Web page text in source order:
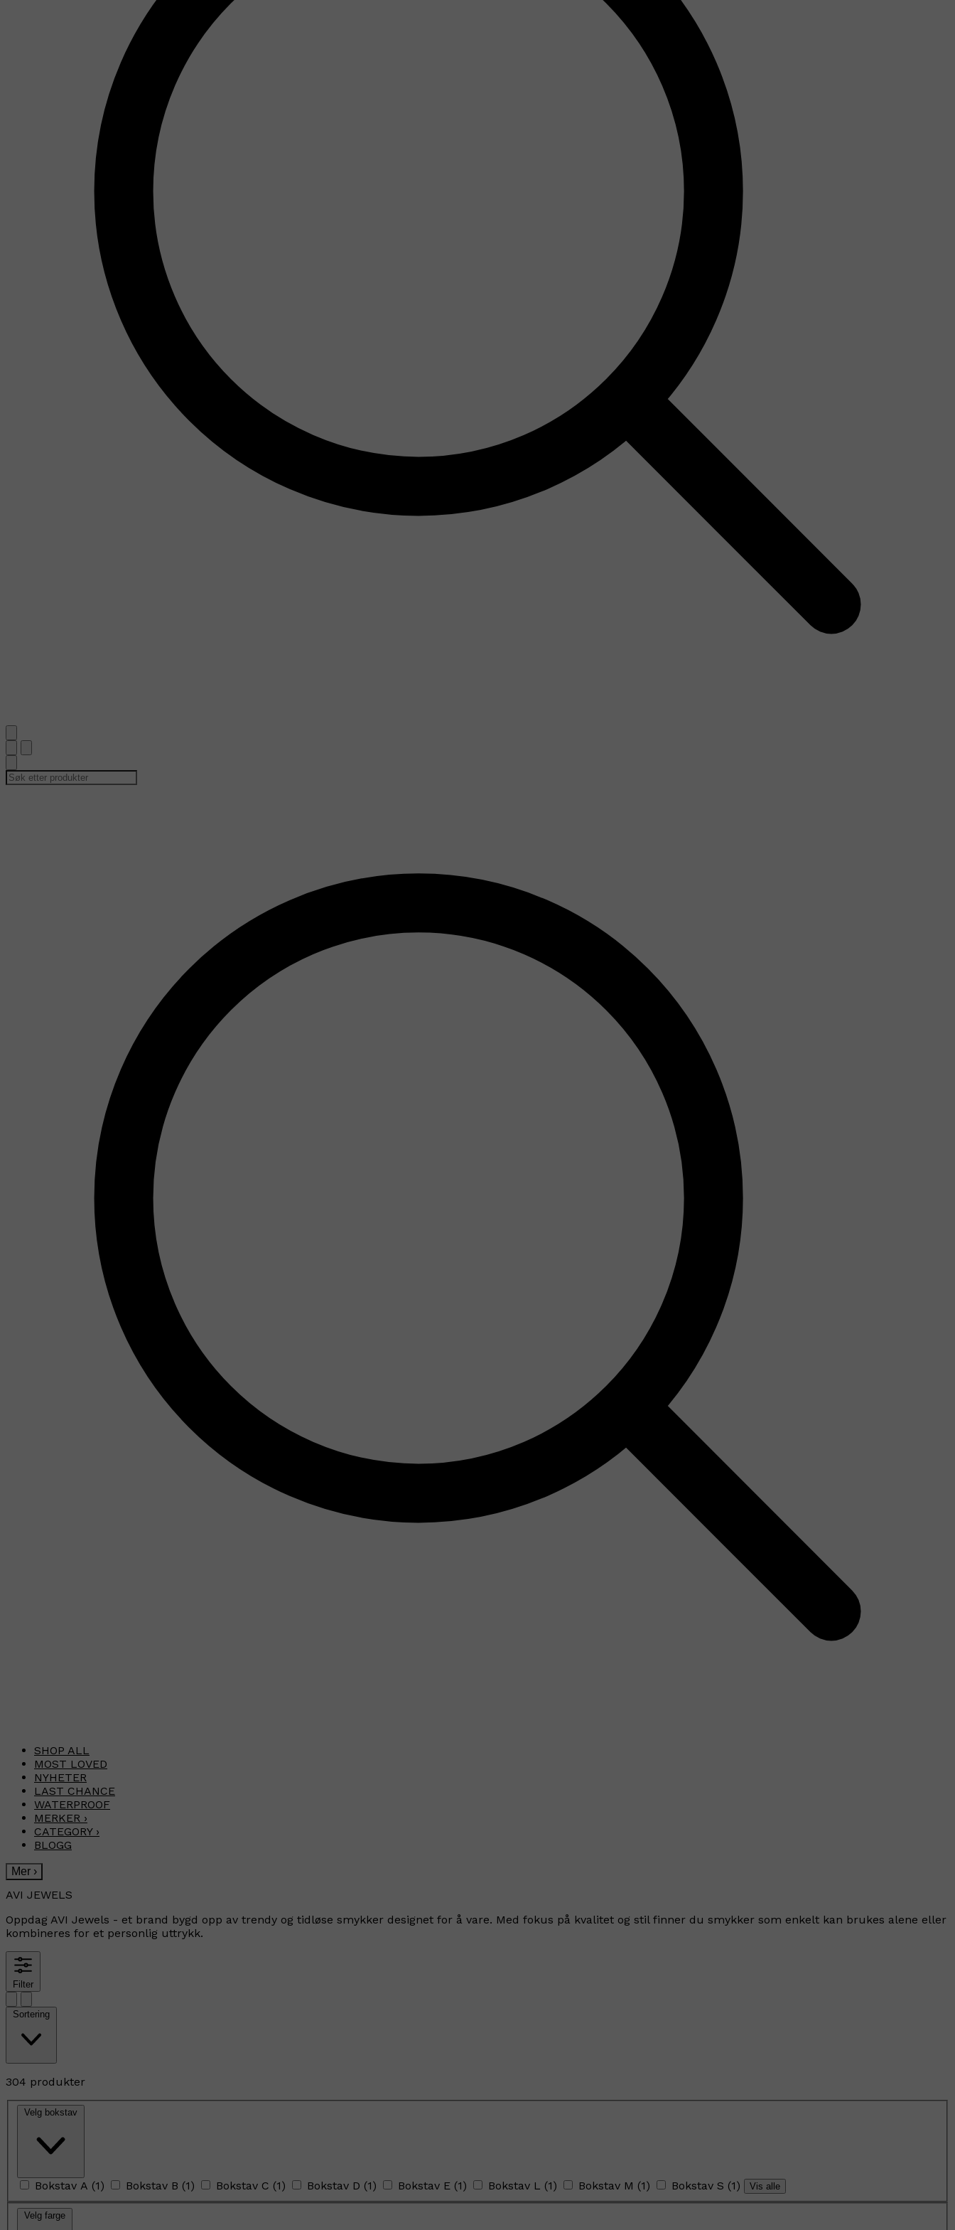
SHOP ALL
MOST LOVED
NYHETER
LAST CHANCE
WATERPROOF
MERKER ›
CATEGORY ›
BLOGG
Mer ›
AVI JEWELS
Oppdag AVI Jewels - et brand bygd opp av trendy og tidløse smykker designet for å vare. Med fokus på kvalitet og stil finner du smykker som enkelt kan brukes alene eller
kombineres for et personlig uttrykk.
Filter
Sortering
304 produkter
Velg bokstav
Bokstav A (1) Bokstav B (1) Bokstav C (1) Bokstav D (1) Bokstav E (1) Bokstav L (1) Bokstav M (1) Bokstav S (1) Vis alle
Velg farge